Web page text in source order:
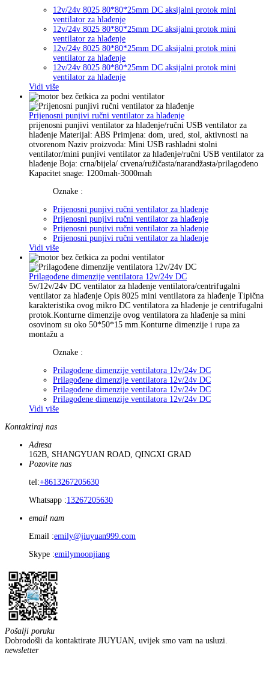
12v/24v 8025 80*80*25mm DC aksijalni protok mini
ventilator za hlađenje
12v/24v 8025 80*80*25mm DC aksijalni protok mini
ventilator za hlađenje
12v/24v 8025 80*80*25mm DC aksijalni protok mini
ventilator za hlađenje
12v/24v 8025 80*80*25mm DC aksijalni protok mini
ventilator za hlađenje
Vidi više
Prijenosni punjivi ručni ventilator za hlađenje
prijenosni punjivi ventilator za hlađenje/ručni USB ventilator za
hlađenje Materijal: ABS Primjena: dom, ured, stol, aktivnosti na
otvorenom Naziv proizvoda: Mini USB rashladni stolni
ventilator/mini punjivi ventilator za hlađenje/ručni USB ventilator za
hlađenje Boja: crna/bijela/ crvena/ružičasta/narandžasta/prilagođeno
Kapacitet snage: 1200mah-3000mah
Oznake :
Prijenosni punjivi ručni ventilator za hlađenje
Prijenosni punjivi ručni ventilator za hlađenje
Prijenosni punjivi ručni ventilator za hlađenje
Prijenosni punjivi ručni ventilator za hlađenje
Vidi više
Prilagođene dimenzije ventilatora 12v/24v DC
5v/12v/24v DC ventilator za hlađenje ventilatora/centrifugalni
ventilator za hlađenje Opis 8025 mini ventilatora za hlađenje Tipična
karakteristika ovog mikro DC ventilatora za hlađenje je centrifugalni
protok.Konturne dimenzije ovog ventilatora za hlađenje sa mini
osovinom su oko 50*50*15 mm.Konturne dimenzije i rupa za
montažu a
Oznake :
Prilagođene dimenzije ventilatora 12v/24v DC
Prilagođene dimenzije ventilatora 12v/24v DC
Prilagođene dimenzije ventilatora 12v/24v DC
Prilagođene dimenzije ventilatora 12v/24v DC
Vidi više
Kontaktiraj nas
Adresa
162B, SHANGYUAN ROAD, QINGXI GRAD
Pozovite nas
tel:+8613267205630
Whatsapp :13267205630
email nam
Email :emily@jiuyuan999.com
Skype :emilymoonjiang
Pošalji poruku
Dobrodošli da kontaktirate JIUYUAN, uvijek smo vam na usluzi.
newsletter